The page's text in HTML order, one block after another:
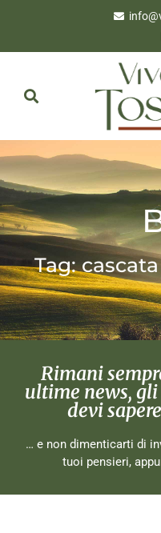
Tag:
Rimani
ultime news,
devi
… e non dimenticarti di
tuoi pensieri,